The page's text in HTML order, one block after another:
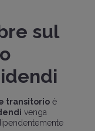
sul
transitorio è
venga